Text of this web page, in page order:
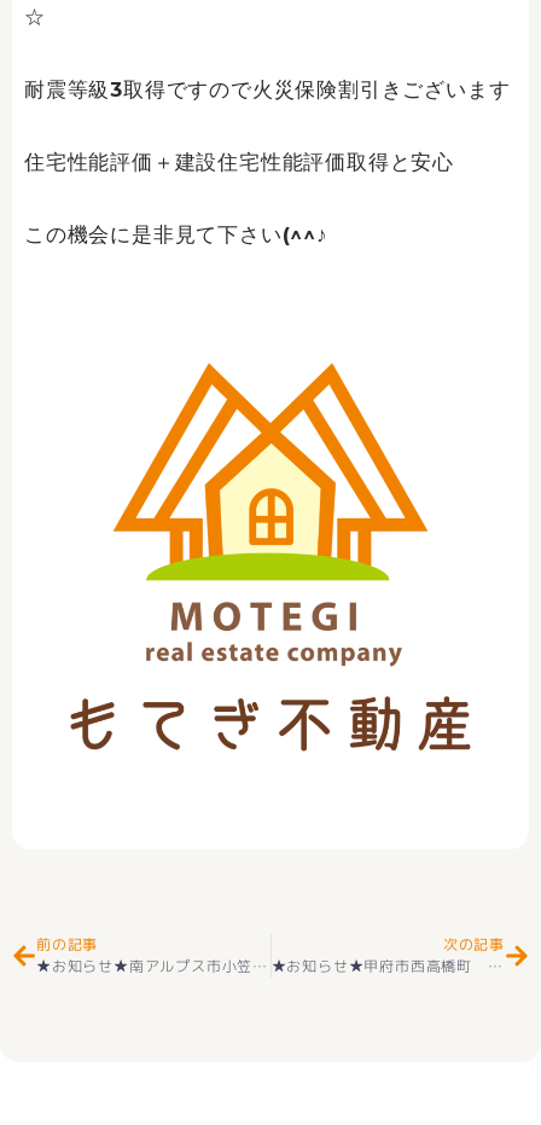
☆
耐震等級3取得ですので火災保険割引きございます
住宅性能評価＋建設住宅性能評価取得と安心
この機会に是非見て下さい(^^♪
前の記事
★お知らせ★南アルプス市小笠原中古戸建 好評販売中(^_-)-☆
次の記事
★お知らせ★甲府市西高橋町 新規土地